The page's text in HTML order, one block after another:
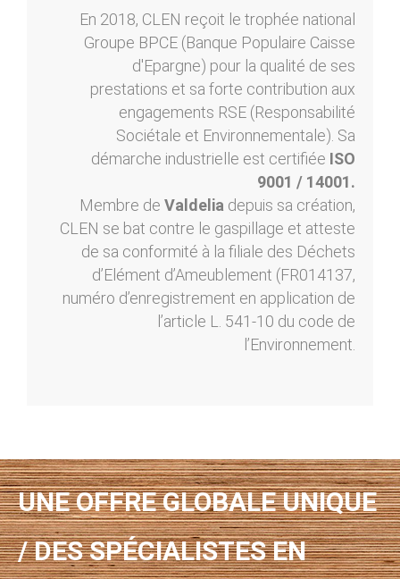
En 2018, CLEN reçoit le trophée national
Groupe BPCE (Banque Populaire Caisse
d'Epargne) pour la qualité de ses
prestations et sa forte contribution aux
engagements RSE (Responsabilité
Sociétale et Environnementale). Sa
démarche industrielle est certifiée ISO
9001 / 14001.
Membre de Valdelia depuis sa création,
CLEN se bat contre le gaspillage et atteste
de sa conformité à la filiale des Déchets
d’Elément d’Ameublement (FR014137,
numéro d’enregistrement en application de
l’article L. 541-10 du code de
l’Environnement.
UNE OFFRE GLOBALE UNIQUE
/ DES SPÉCIALISTES EN